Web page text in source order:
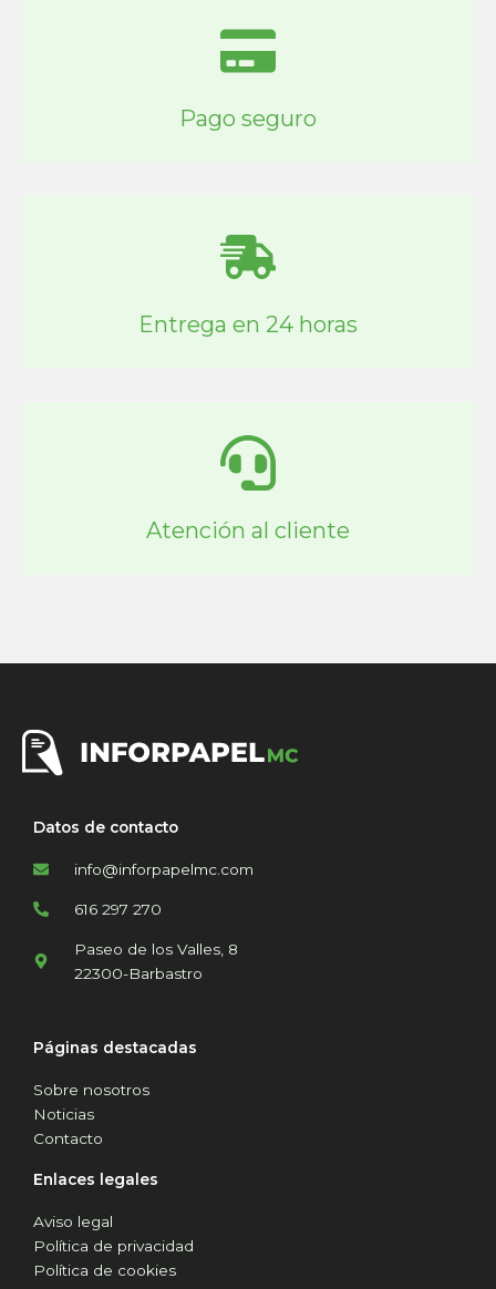
Pago seguro
Entrega en 24 horas
Atención al cliente
Datos de contacto
info@inforpapelmc.com
616 297 270
Paseo de los Valles, 8
22300-Barbastro
Páginas destacadas
Sobre nosotros
Noticias
Contacto
Enlaces legales
Aviso legal
Política de privacidad
Política de cookies